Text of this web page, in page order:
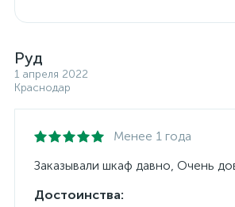
Руд
1 апреля 2022
Краснодар
Менее 1 года
Заказывали шкаф давно, Очень
Достоинства: